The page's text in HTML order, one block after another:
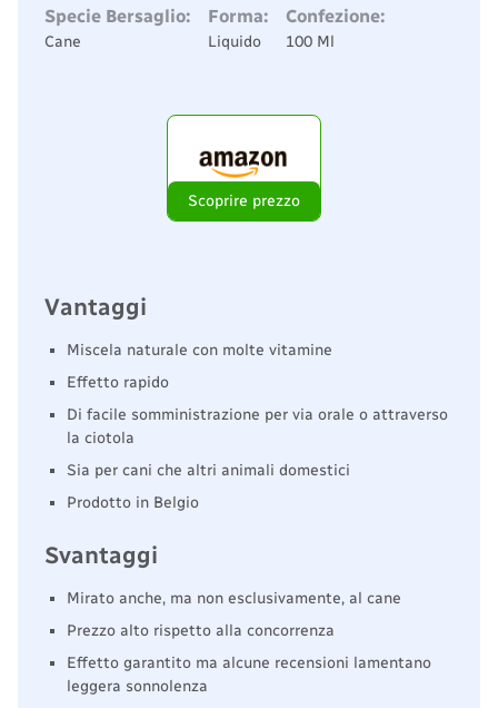
Specie Bersaglio:
Cane
Forma:
Liquido
Confezione:
100 Ml
Scoprire prezzo
Vantaggi
Miscela naturale con molte vitamine
Effetto rapido
Di facile somministrazione per via orale o attraverso
la ciotola
Sia per cani che altri animali domestici
Prodotto in Belgio
Svantaggi
Mirato anche, ma non esclusivamente, al cane
Prezzo alto rispetto alla concorrenza
Effetto garantito ma alcune recensioni lamentano
leggera sonnolenza